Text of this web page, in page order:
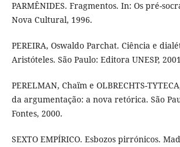
PARMÊNIDES. Fragmentos. In: Os pré-
Nova Cultural, 1996.
PEREIRA, Oswaldo Parchat. Ciência e
Aristóteles. São Paulo: Editora UNESP,
PERELMAN, Chaïm e OLBRECHTS-
da argumentação: a nova retórica. São
Fontes, 2000.
SEXTO EMPÍRICO. Esbozos pirrónicos.